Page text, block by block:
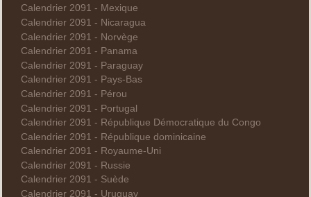
Calendrier 2091 - Mexique
Calendrier 2091 - Nicaragua
Calendrier 2091 - Norvège
Calendrier 2091 - Panama
Calendrier 2091 - Paraguay
Calendrier 2091 - Pays-Bas
Calendrier 2091 - Pérou
Calendrier 2091 - Portugal
Calendrier 2091 - République Démocratique du Congo
Calendrier 2091 - République dominicaine
Calendrier 2091 - Royaume-Uni
Calendrier 2091 - Russie
Calendrier 2091 - Suède
Calendrier 2091 - Uruguay